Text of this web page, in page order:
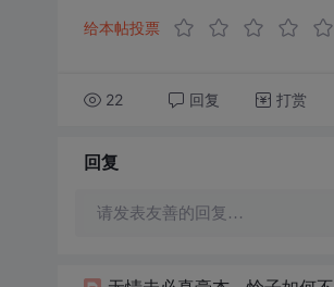
给本帖投票
22 回复 打赏
回复
请发表友善的回复…